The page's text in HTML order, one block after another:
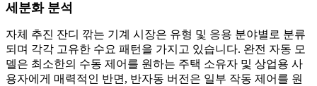
세분화 분석
자체 추진 잔디 깎는 기계 시장은 유형 및 응용 분야별로 분류
되며 각각 고유한 수요 패턴을 가지고 있습니다. 완전 자동 모
델은 최소한의 수동 제어를 원하는 주택 소유자 및 상업용 사
용자에게 매력적인 반면, 반자동 버전은 일부 작동 제어를 원